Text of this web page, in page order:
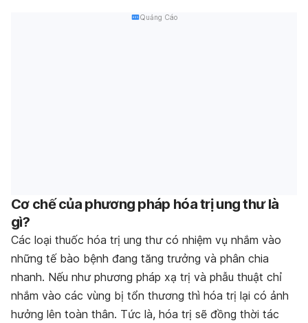
Quảng Cáo
Cơ chế của phương pháp hóa trị ung thư là
gì?
Các loại thuốc hóa trị ung thư có nhiệm vụ nhắm vào
những tế bào bệnh đang tăng trưởng và phân chia
nhanh. Nếu như phương pháp xạ trị và phẫu thuật chỉ
nhắm vào các vùng bị tổn thương thì hóa trị lại có ảnh
hưởng lên toàn thân. Tức là, hóa trị sẽ đồng thời tác